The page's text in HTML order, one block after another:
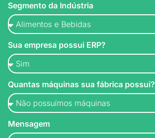
Segmento da Indústria
Sua empresa possui ERP?
Quantas máquinas sua fábrica possui?
Mensagem